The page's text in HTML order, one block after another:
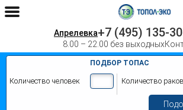
Апрелевка+7 (495) 135-
8.00 – 22.00 без выходных
ПОДБОР ТОПАС
Количество человек Количество